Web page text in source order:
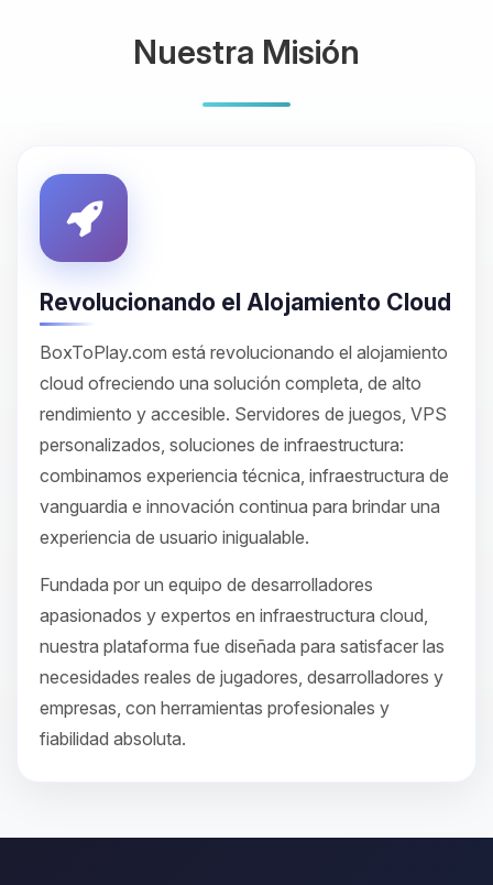
Nuestra Misión
Revolucionando el Alojamiento Cloud
BoxToPlay.com está revolucionando el alojamiento
cloud ofreciendo una solución completa, de alto
rendimiento y accesible. Servidores de juegos, VPS
personalizados, soluciones de infraestructura:
combinamos experiencia técnica, infraestructura de
vanguardia e innovación continua para brindar una
experiencia de usuario inigualable.
Fundada por un equipo de desarrolladores
apasionados y expertos en infraestructura cloud,
nuestra plataforma fue diseñada para satisfacer las
necesidades reales de jugadores, desarrolladores y
empresas, con herramientas profesionales y
fiabilidad absoluta.